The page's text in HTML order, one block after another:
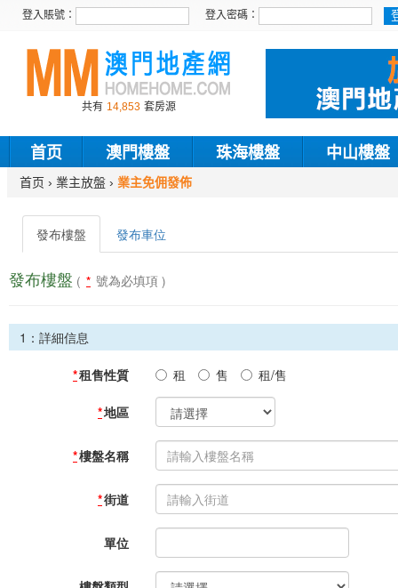
登入賬號： 登入密碼：
共有 14,853 套房源
首页 澳門樓盤 珠海樓盤 中山樓盤
首页 › 業主放盤 › 業主免佣發佈